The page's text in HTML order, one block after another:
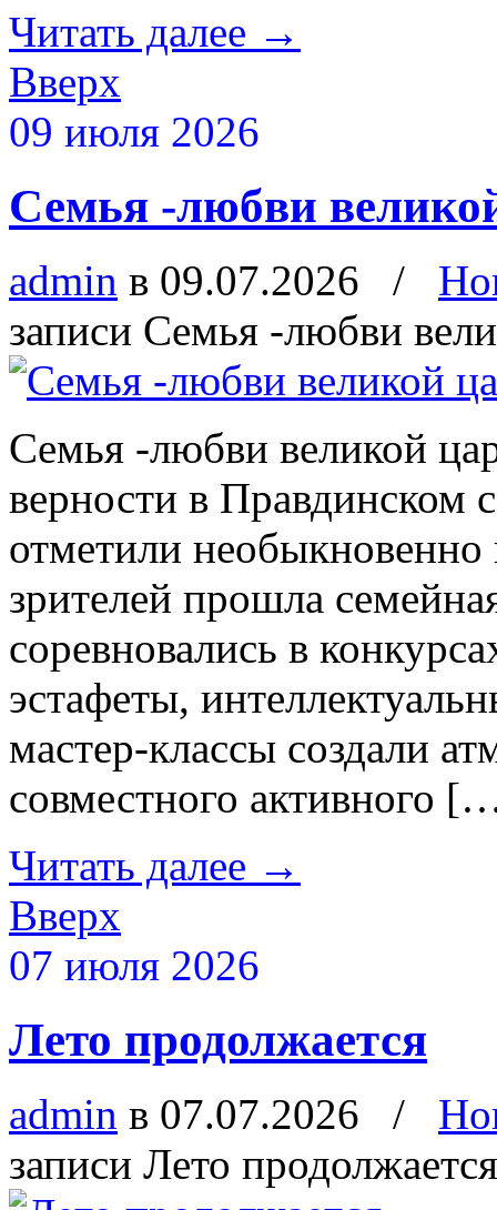
Читать далее →
Вверх
09 июля 2026
Семья -любви
admin в 09.07.2026 /
записи Семья -любви
Семья -любви великой
верности в Правдинском
отметили
зрителей прошла
соревновались в
эстафеты,
мастер-классы создали
совместного активного
Читать далее →
Вверх
07 июля 2026
Лето продолжается
admin в 07.07.2026 /
записи Лето продолжается